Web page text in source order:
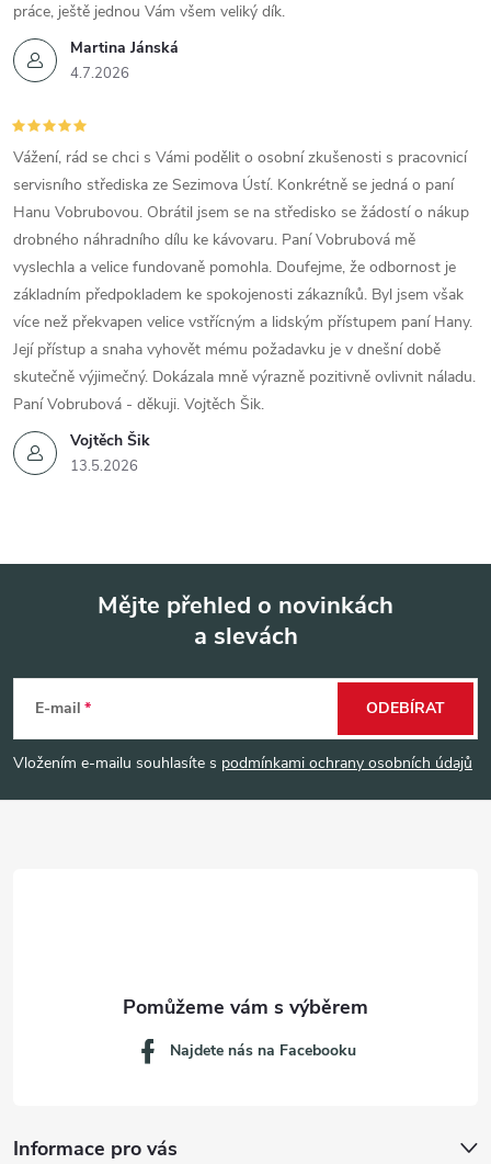
Martina Jánská
4.7.2026
práce, ještě jednou Vám všem veliký dík.
Vojtěch Šik
13.5.2026
Vážení, rád se chci s Vámi podělit o osobní zkušenosti s pracovnicí
servisního střediska ze Sezimova Ústí. Konkrétně se jedná o paní
Hanu Vobrubovou. Obrátil jsem se na středisko se žádostí o nákup
drobného náhradního dílu ke kávovaru. Paní Vobrubová mě
vyslechla a velice fundovaně pomohla. Doufejme, že odbornost je
základním předpokladem ke spokojenosti zákazníků. Byl jsem však
více než překvapen velice vstřícným a lidským přístupem paní Hany.
Její přístup a snaha vyhovět mému požadavku je v dnešní době
skutečně výjimečný. Dokázala mně výrazně pozitivně ovlivnit náladu.
Paní Vobrubová - děkuji. Vojtěch Šik.
p
Mějte přehled o novinkách
a slevách
E-mail
Vložením e-mailu souhlasíte s podmínkami ochrany osobních údajů
ODEBÍRAT
Informace pro vás
Najdete nás na Facebooku